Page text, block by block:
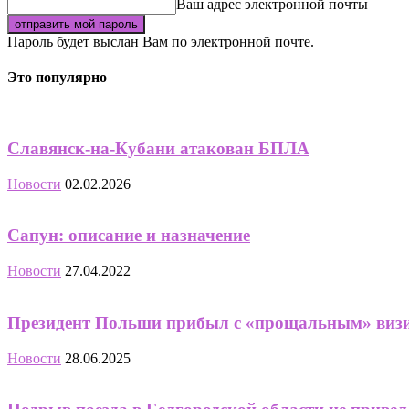
Ваш адрес электронной почты
Пароль будет выслан Вам по электронной почте.
Это популярно
Славянск-на-Кубани атакован БПЛА
Новости 02.02.2026
Сапун: описание и назначение
Новости 27.04.2022
Президент Польши прибыл с «прощальным»
Новости 28.06.2025